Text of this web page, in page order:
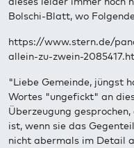
Bolschi-Blatt, wo
https://www.stern.de/
allein-zu-zwein-
"Liebe Gemeinde, jüngst
Wortes "ungefickt" an
Überzeugung
ist, wenn sie das
nicht abermals im Detail